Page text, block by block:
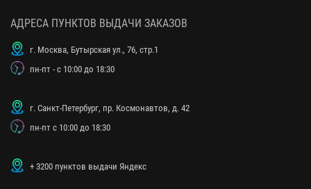
АДРЕСА ПУНКТОВ ВЫДАЧИ ЗАКАЗОВ
г. Москва, Бутырская ул., 76, стр.1
пн-пт - с 10:00 до 18:30
г. Санкт-Петербург, пр. Космонавтов, д. 42
пн-пт с 10:00 до 18:30
+ 3200 пунктов выдачи Яндекс